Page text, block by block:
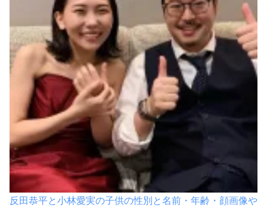
反田恭平と小林愛実の子供の性別と名前・年齢・顔画像や